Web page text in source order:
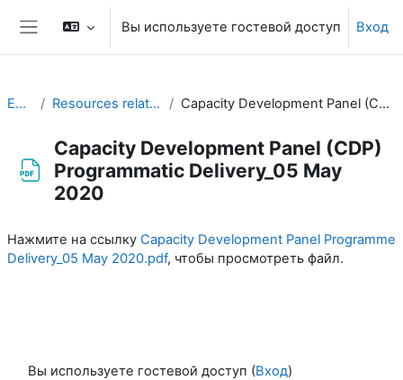
Перейти к основному содержанию
Боковая панель
Вы используете гостевой доступ Вход
EC-CDP Resources related to the work of CDP Capacity Development Panel (CDP) Programmatic Delivery_05 May 2020
Capacity Development Panel (CDP)
Programmatic Delivery_05 May
2020
Нажмите на ссылку Capacity Development Panel Programme
Delivery_05 May 2020.pdf, чтобы просмотреть файл.
Вы используете гостевой доступ (Вход)